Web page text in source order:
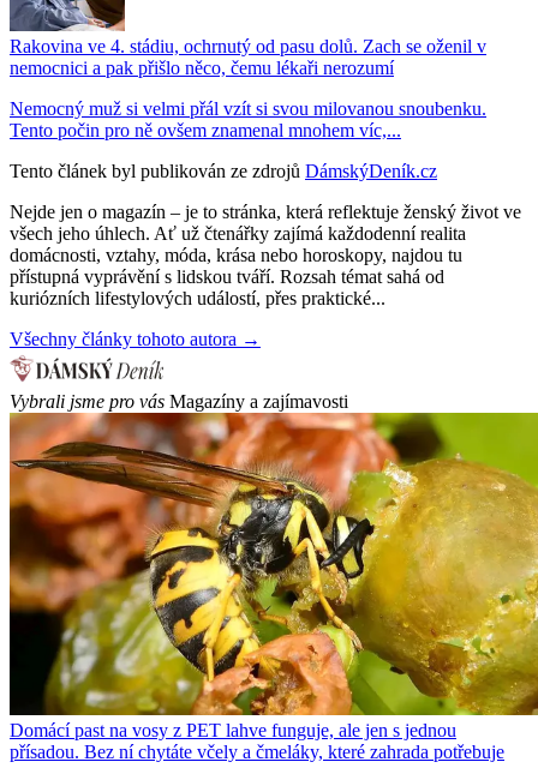
Rakovina ve 4. stádiu, ochrnutý od pasu dolů. Zach se oženil v
nemocnici a pak přišlo něco, čemu lékaři nerozumí
Nemocný muž si velmi přál vzít si svou milovanou snoubenku.
Tento počin pro ně ovšem znamenal mnohem víc,...
Tento článek byl publikován ze zdrojů DámskýDeník.cz
Nejde jen o magazín – je to stránka, která reflektuje ženský život ve
všech jeho úhlech. Ať už čtenářky zajímá každodenní realita
domácnosti, vztahy, móda, krása nebo horoskopy, najdou tu
přístupná vyprávění s lidskou tváří. Rozsah témat sahá od
kuriózních lifestylových událostí, přes praktické...
Všechny články tohoto autora →
Vybrali jsme pro vás Magazíny a zajímavosti
Domácí past na vosy z PET lahve funguje, ale jen s jednou
přísadou. Bez ní chytáte včely a čmeláky, které zahrada potřebuje